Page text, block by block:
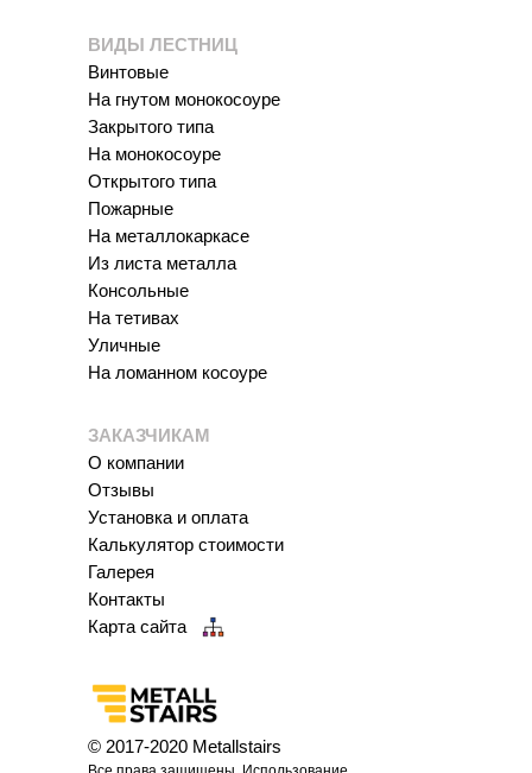
ВИДЫ ЛЕСТНИЦ
© 2017-2020 Metallstairs
Винтовые
На гнутом монокосоуре
Закрытого типа
На монокосоуре
Открытого типа
Пожарные
На металлокаркасе
Из листа металла
Консольные
На тетивах
Уличные
На ломанном косоуре
ЗАКАЗЧИКАМ
О компании
Отзывы
Установка и оплата
Калькулятор стоимости
Галерея
Контакты
Карта сайта